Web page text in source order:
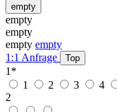
empty
empty
empty
empty empty
1:1 Anfrage
Top
1 *
1
2 3 4
2